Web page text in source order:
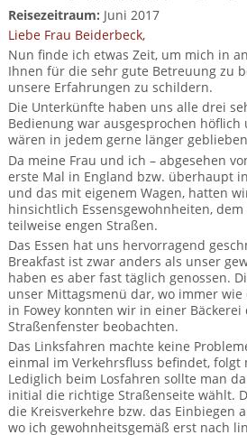
Wales
Busrundreisen
Cornwall
England
Schottland
Wales
Minibustouren
Reisen durch England und Wales per
Reisen durch Schottland per Minibus
Wandern in Schottland
Wandern in Wales
Individualtouren
Wandern in Cornwall (South West Coast
Wandern in England
Wandern in Schottland
Wandern in Wales
Gartenreisen England
Großbritannientouren für Alleinreisende
Reisen mit Hund
Rosamunde Pilcher Reisen durch Cornwall
Unsere Familienreisen
Whiskyreisen Schottland
BTCo Überblick
News
Kontakt
Feedback
FAQs
Ihre Reise
Ablauf Ihrer Reise nach Großbritannien
Anreise nach Großbritannien
Bezahlung Ihrer Großbritannien Reise
Checkliste
Großbritannien - Facts & Figures
Großbritannien Urlaub mit Hund
Gutscheine - verschenken Sie eine Reise mit
Individuelle Familienreisen in Großbritannien
Links
Extras
Urlaub in Großbritannien
Versicherungsschutz
Reisezeitraum: Juni 2017
Liebe Frau Beiderbeck,
Nun finde ich etwas Zeit, um mich in
Ihnen für die sehr gute Betreuung zu
unsere Erfahrungen zu schildern.
Die Unterkünfte haben uns alle drei
Bedienung war ausgesprochen
wären in jedem gerne länger
Da meine Frau und ich – abgesehen
erste Mal in England bzw. überhaupt
und das mit eigenem Wagen, hatten
hinsichtlich Essensgewohnheiten,
teilweise engen Straßen.
Das Essen hat uns hervorragend
Breakfast ist zwar anders als unser
haben es aber fast täglich genossen.
unser Mittagsmenü dar, wo immer
in Fowey konnten wir in einer
Straßenfenster beobachten.
Das Linksfahren machte keine
einmal im Verkehrsfluss befindet,
Lediglich beim Losfahren sollte man
initial die richtige Straßenseite wählt.
die Kreisverkehre bzw. das Einbiegen
wo ich gewohnheitsgemäß erst nach